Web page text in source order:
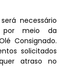
necessário
por meio da
Consignado.
solicitados
atraso no